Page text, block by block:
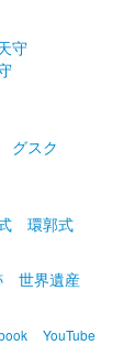
を検証する
守
グスク
環郭式
世界遺産
YouTube